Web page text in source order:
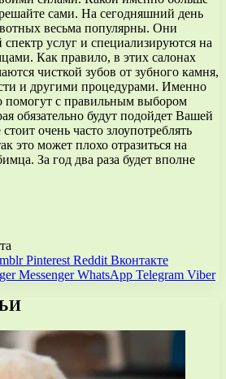
сами. На сегодняшний день
весьма популярны. Они
услуг и специализируются на
Как правило, в этих салонах
чисткой зубов от зубного камня,
и другими процедурами. Именно
с правильным выбором
обязательно будут подойдет Вашей
очень часто злоупотреблять
это может плохо отразиться на
За год два раза будет вполне
Pinterest Reddit Вконтакте
Messenger WhatsApp Telegram Viber